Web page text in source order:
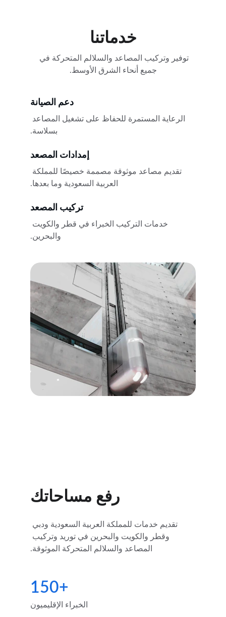
خدماتنا
توفير وتركيب المصاعد والسلالم المتحركة في
جميع أنحاء الشرق الأوسط.
إمدادات المصعد
تقديم مصاعد موثوقة مصممة خصيصًا للمملكة
العربية السعودية وما بعدها.
تركيب المصعد
خدمات التركيب الخبراء في قطر والكويت
والبحرين.
دعم الصيانة
الرعاية المستمرة للحفاظ على تشغيل المصاعد
بسلاسة.
رفع مساحاتك
تقديم خدمات للمملكة العربية السعودية ودبي
وقطر والكويت والبحرين في توريد وتركيب
المصاعد والسلالم المتحركة الموثوقة.
150+
الخبراء الإقليميون